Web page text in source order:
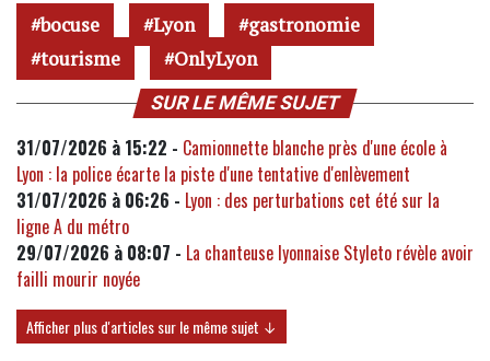
bocuse Lyon
gastronomie
tourisme
OnlyLyon
SUR LE MÊME SUJET
31/07/2026 à 15:22 - Camionnette blanche près d'une école à
Lyon : la police écarte la piste d'une tentative d'enlèvement
31/07/2026 à 06:26 - Lyon : des perturbations cet été sur la
ligne A du métro
29/07/2026 à 08:07 - La chanteuse lyonnaise Styleto révèle avoir
failli mourir noyée
Afficher plus d'articles sur le même sujet ↓